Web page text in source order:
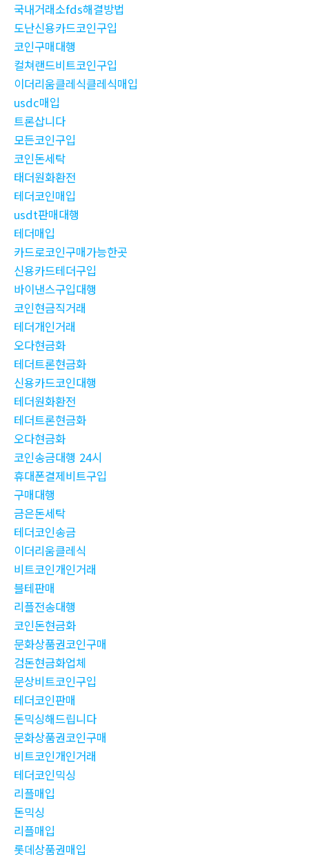
국내거래소fds해결방법
도난신용카드코인구입
코인구매대행
컬쳐랜드비트코인구입
이더리움클레식클레식매입
usdc매입
트론삽니다
모든코인구입
코인돈세탁
태더원화환전
테더코인매입
usdt판매대행
테더매입
카드로코인구매가능한곳
신용카드테더구입
바이낸스구입대행
코인현금직거래
테더개인거래
오다현금화
테더트론현금화
신용카드코인대행
테더원화환전
테더트론현금화
오다현금화
코인송금대행 24시
휴대폰결제비트구입
구매대행
금은돈세탁
테더코인송금
이더리움클레식
비트코인개인거래
블테판매
리플전송대행
코인돈현금화
문화상품권코인구매
검돈현금화업체
문상비트코인구입
테더코인판매
돈믹싱해드립니다
문화상품권코인구매
비트코인개인거래
테더코인믹싱
리플매입
돈믹싱
리플매입
롯데상품권매입